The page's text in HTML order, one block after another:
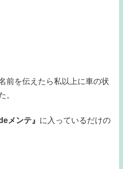
前を伝えたら私以上に車の状
。
メンテ』 に入っているだけの